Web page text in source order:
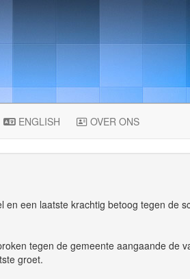
ENGLISH OVER ONS
een laatste krachtig betoog tegen de
tegen de gemeente aangaande de
groet.